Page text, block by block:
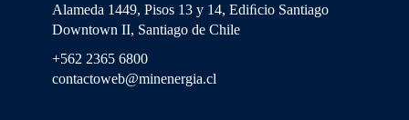
Alameda 1449, Pisos 13 y 14, Ediﬁcio Santiago
Downtown II, Santiago de Chile
+562 2365 6800
contactoweb@minenergia.cl